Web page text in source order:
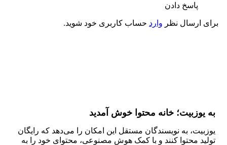
پاسخ دادن
برای ارسال نظر وارد حساب کاربری خود شوید.
به یوزبیت؛ خانه محتوا خوش آمدید
یوزبیت، به نویسندگان مستقل این امکان را می‌دهد که رایگان
تولید محتوا کنند و با کمک هوش مصنوعی، محتوای خود را به